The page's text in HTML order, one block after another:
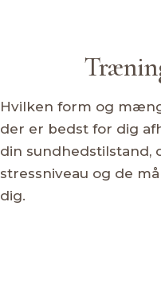
Hvilken form og
der er bedst for dig
din sundhedstilstand,
stressniveau og de
dig.